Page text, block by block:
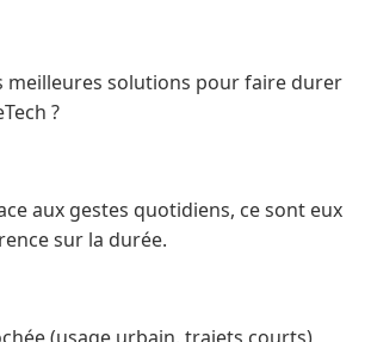
meilleures solutions pour faire durer
?
aux gestes quotidiens, ce sont eux
sur la durée.